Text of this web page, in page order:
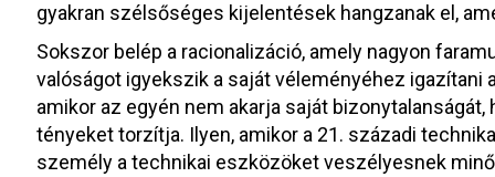
gyakran szélsőséges kijelentések hangzanak el,
Sokszor belép a racionalizáció, amely nagyon
valóságot igyekszik a saját véleményéhez igazítani
amikor az egyén nem akarja saját
tényeket torzítja. Ilyen, amikor a 21. századi
személy a technikai eszközöket veszélyesnek